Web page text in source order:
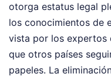
otorga estatus legal
los conocimientos de
vista por los expertos
que otros países
papeles. La